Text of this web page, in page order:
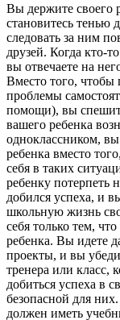
Вы держите своего
становитесь тенью
следовать за ним
друзей. Когда кто-
вы отвечаете на
Вместо того, чтобы
проблемы
помощи), вы
вашего ребенка
одноклассником,
ребенка вместо
себя в таких
ребенку потерпеть
добился успеха, и
школьную жизнь
себя только тем,
ребенка. Вы идете
проекты, и вы
тренера или класс,
добиться успеха в
безопасной для
должен иметь